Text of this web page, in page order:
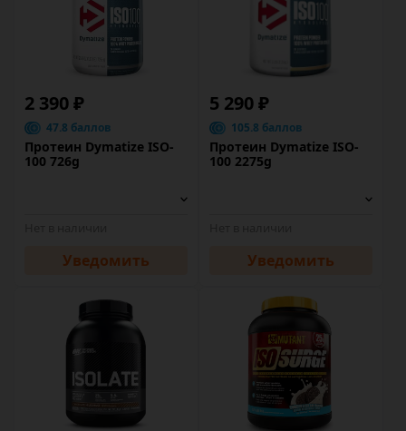
2 390 ₽
47.8 баллов
Протеин Dymatize ISO-
100 726g
Уведомить
5 290 ₽
105.8 баллов
Протеин Dymatize ISO-
100 2275g
Уведомить